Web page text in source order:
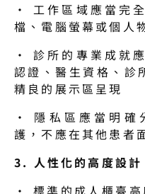
· 工作區域應當完
檔、電腦螢幕或個人
· 診所的專業成就
認證、醫生資格、診
精良的展示區呈現
· 隱私區應當明確
護，不應在其他患者
3. 人性化的高度設計